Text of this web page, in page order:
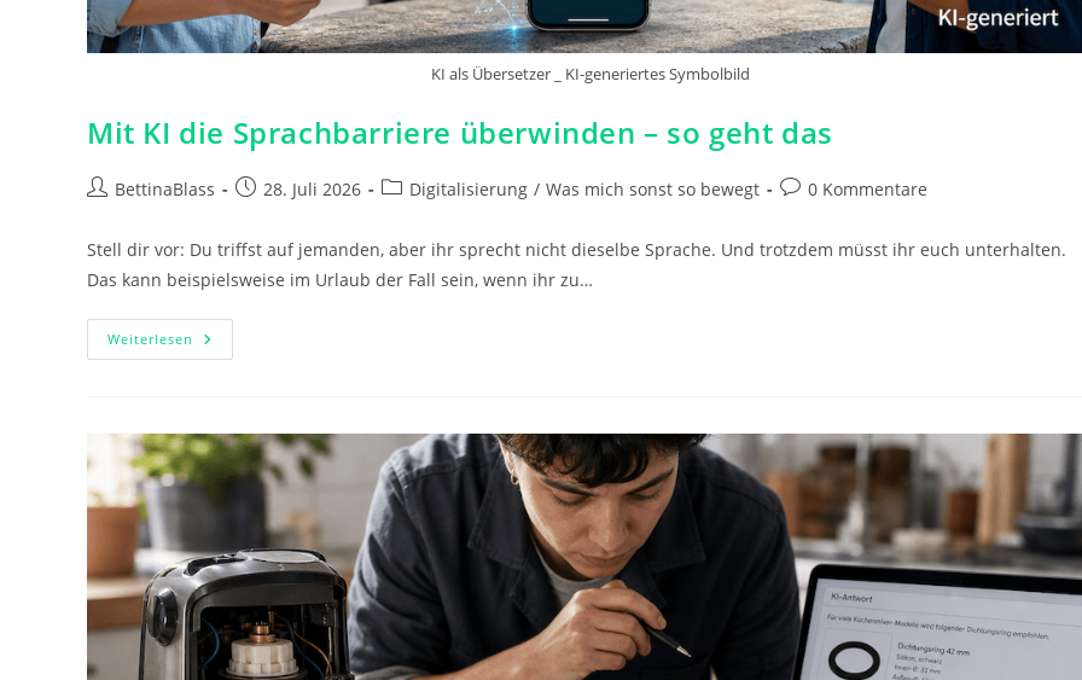
KI als Übersetzer _ KI-generiertes Symbolbild
Mit KI die Sprachbarriere überwinden – so geht das
Beitrags-
BettinaBlass
Beitrag28. Juli 2026
Beitrags-
Digitalisierung / Was mich sonst so bewegt
Beitrags-
0 Kommentare
Stell dir vor: Du triffst auf jemanden, aber ihr sprecht nicht dieselbe Sprache. Und trotzdem müsst ihr euch unterhalten.
Das kann beispielsweise im Urlaub der Fall sein, wenn ihr zu…
Weiterlesen Mit
KI
So
Geht
Das